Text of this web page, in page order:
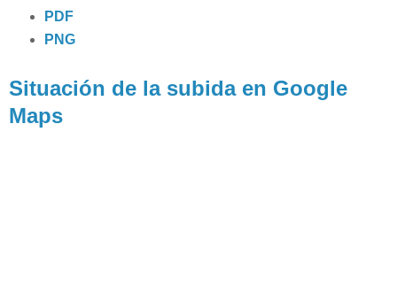
PDF
PNG
Situación de la subida en Google
Maps